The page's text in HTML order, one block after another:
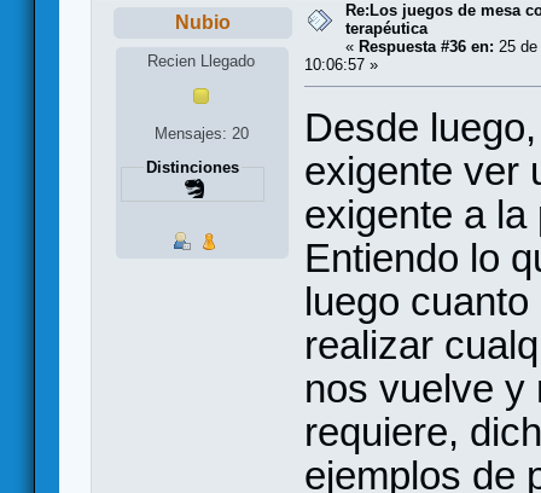
Nubio
Recien Llegado
Mensajes: 20
Distinciones
Re:Los juegos de mesa
terapéutica
« Respuesta #36 en: 25
10:06:57 »
Desde
exigente ver
exigente a
Entiendo lo
luego
realizar
nos vuelve y
requiere,
ejemplos de